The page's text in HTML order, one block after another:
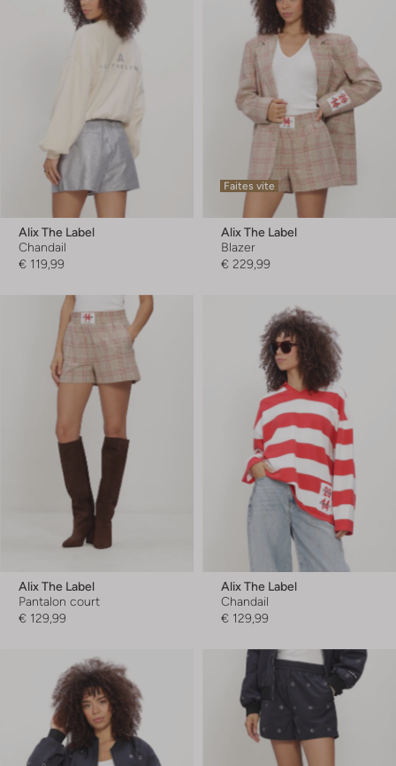
Alix The Label
Chandail
€ 119,99
Faites vite
Alix The Label
Blazer
€ 229,99
Alix The Label
Pantalon court
€ 129,99
Alix The Label
Chandail
€ 129,99